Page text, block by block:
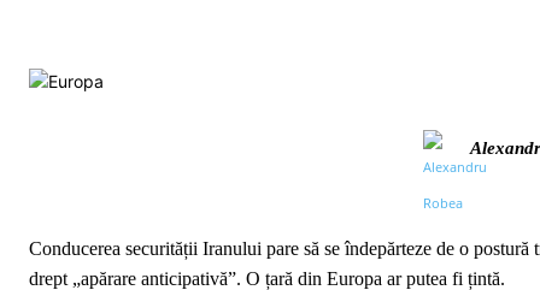
Conducerea securității Iranului pare să se îndepărteze de o
drept „apărare anticipativă”. O țară din Europa ar putea fi țintă.